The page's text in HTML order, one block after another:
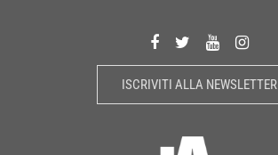
ISCRIVITI ALLA NEWSLETTER